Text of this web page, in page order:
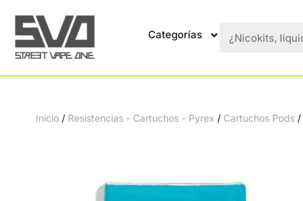
Categorías
Inicio / Resistencias - Cartuchos - Pyrex / Cartuchos Pods /